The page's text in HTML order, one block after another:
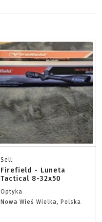
Sell:
Firefield - Luneta
Tactical 8-32x50
Optyka
Nowa Wieś Wielka, Polska